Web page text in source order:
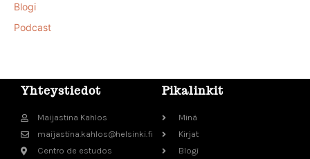
Blogi
Podcast
Yhteystiedot
Maijastina Kahlos
maijastina.kahlos@helsinki.fi
Centro de estudos
Pikalinkit
Minä
Kirjat
Blogi